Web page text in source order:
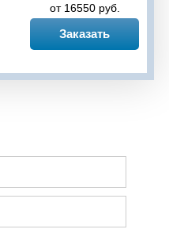
от 16550 руб.
Заказать